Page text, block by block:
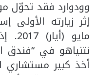
وودوارد فقد تحوّل
إثر زيارته
نتنياهو في “فندق
أخذ كبير مستشاري